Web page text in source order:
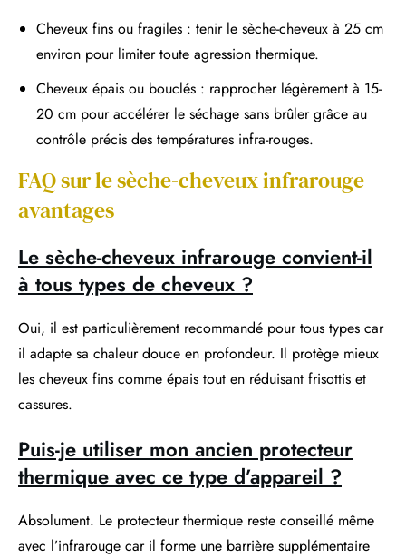
Cheveux fins ou fragiles : tenir le sèche-cheveux à 25 cm
environ pour limiter toute agression thermique.
Cheveux épais ou bouclés : rapprocher légèrement à 15-
20 cm pour accélérer le séchage sans brûler grâce au
contrôle précis des températures infra-rouges.
FAQ sur le sèche-cheveux infrarouge
avantages
Le sèche-cheveux infrarouge convient-il
à tous types de cheveux ?
Oui, il est particulièrement recommandé pour tous types car
il adapte sa chaleur douce en profondeur. Il protège mieux
les cheveux fins comme épais tout en réduisant frisottis et
cassures.
Puis-je utiliser mon ancien protecteur
thermique avec ce type d’appareil ?
Absolument. Le protecteur thermique reste conseillé même
avec l’infrarouge car il forme une barrière supplémentaire